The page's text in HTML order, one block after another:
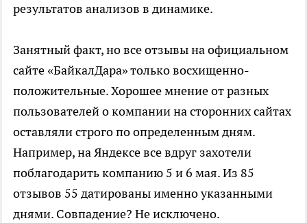
результатов анализов в динамике.
Занятный факт, но все отзывы на официальном
сайте «БайкалДара» только восхищенно-
положительные. Хорошее мнение от разных
пользователей о компании на сторонних сайтах
оставляли строго по определенным дням.
Например, на Яндексе все вдруг захотели
поблагодарить компанию 5 и 6 мая. Из 85
отзывов 55 датированы именно указанными
днями. Совпадение? Не исключено.